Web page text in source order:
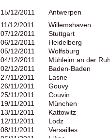
15/12/2011
Antwerpen
11/12/2011
Willemshaven
07/12/2011
Stuttgart
06/12/2011
Heidelberg
05/12/2011
Wolfsburg
04/12/2011
Mühleim an der
02/12/2011
Baden-Baden
27/11/2011
Lasne
26/11/2011
Gouvy
25/11/2011
Couvin
19/11/2011
München
13/11/2011
Kattowitz
12/11/2011
Lodz
08/11/2011
Versailles